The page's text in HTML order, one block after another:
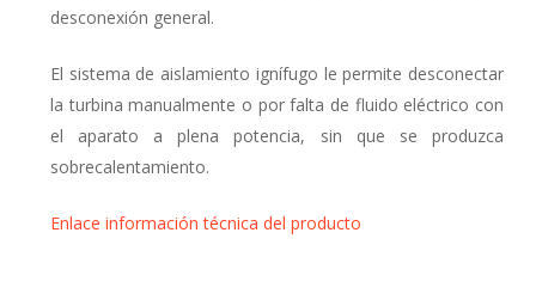
desconexión general.
El sistema de aislamiento ignífugo le permite desconectar
la turbina manualmente o por falta de fluido eléctrico con
el aparato a plena potencia, sin que se produzca
sobrecalentamiento.
Enlace información técnica del producto